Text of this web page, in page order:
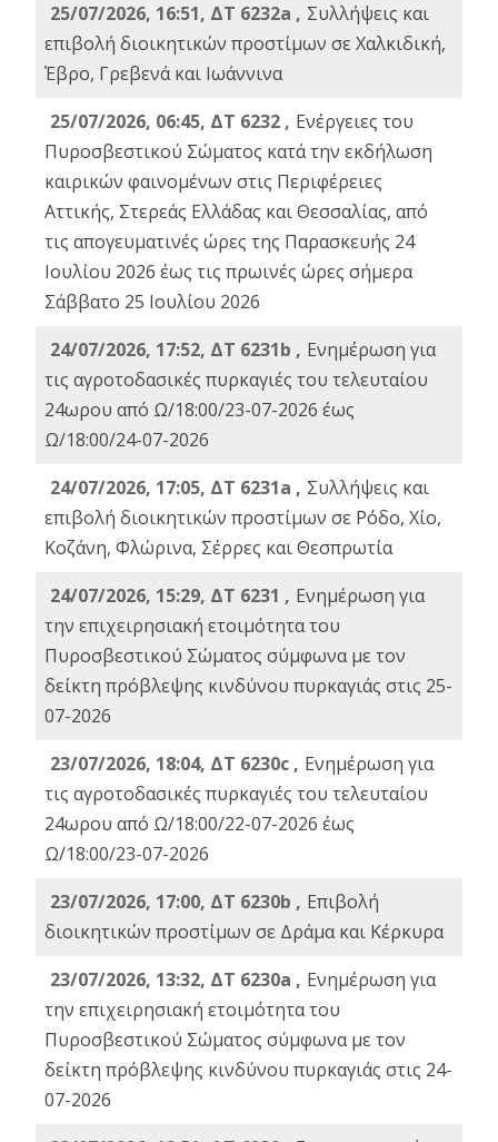
25/07/2026, 16:51, ΔΤ 6232a , Συλλήψεις και
επιβολή διοικητικών προστίμων σε Χαλκιδική,
Έβρο, Γρεβενά και Ιωάννινα
25/07/2026, 06:45, ΔΤ 6232 , Ενέργειες του
Πυροσβεστικού Σώματος κατά την εκδήλωση
καιρικών φαινομένων στις Περιφέρειες
Αττικής, Στερεάς Ελλάδας και Θεσσαλίας, από
τις απογευματινές ώρες της Παρασκευής 24
Ιουλίου 2026 έως τις πρωινές ώρες σήμερα
Σάββατο 25 Ιουλίου 2026
24/07/2026, 17:52, ΔΤ 6231b , Ενημέρωση για
τις αγροτοδασικές πυρκαγιές του τελευταίου
24ωρου από Ω/18:00/23-07-2026 έως
Ω/18:00/24-07-2026
24/07/2026, 17:05, ΔΤ 6231a , Συλλήψεις και
επιβολή διοικητικών προστίμων σε Ρόδο, Χίο,
Κοζάνη, Φλώρινα, Σέρρες και Θεσπρωτία
24/07/2026, 15:29, ΔΤ 6231 , Ενημέρωση για
την επιχειρησιακή ετοιμότητα του
Πυροσβεστικού Σώματος σύμφωνα με τον
δείκτη πρόβλεψης κινδύνου πυρκαγιάς στις 25-
07-2026
23/07/2026, 18:04, ΔΤ 6230c , Ενημέρωση για
τις αγροτοδασικές πυρκαγιές του τελευταίου
24ωρου από Ω/18:00/22-07-2026 έως
Ω/18:00/23-07-2026
23/07/2026, 17:00, ΔΤ 6230b , Επιβολή
διοικητικών προστίμων σε Δράμα και Κέρκυρα
23/07/2026, 13:32, ΔΤ 6230a , Ενημέρωση για
την επιχειρησιακή ετοιμότητα του
Πυροσβεστικού Σώματος σύμφωνα με τον
δείκτη πρόβλεψης κινδύνου πυρκαγιάς στις 24-
07-2026